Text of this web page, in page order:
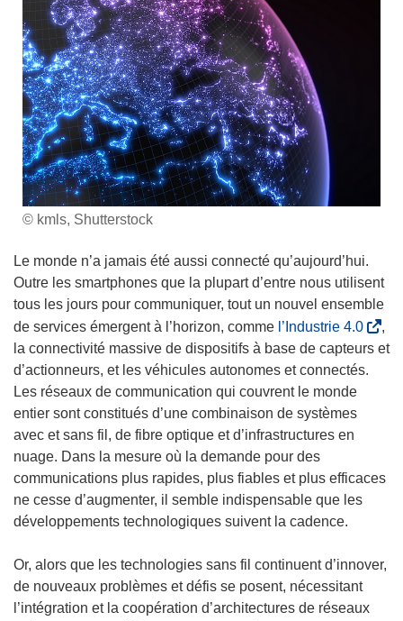
© kmls, Shutterstock
Le monde n’a jamais été aussi connecté qu’aujourd’hui.
Outre les smartphones que la plupart d’entre nous utilisent
tous les jours pour communiquer, tout un nouvel ensemble
de services émergent à l’horizon, comme l’Industrie 4.0(
s
’
e
s
u
n
,
la connectivité massive de dispositifs à base de capteurs et
d’actionneurs, et les véhicules autonomes et connectés.
Les réseaux de communication qui couvrent le monde
entier sont constitués d’une combinaison de systèmes
avec et sans fil, de fibre optique et d’infrastructures en
nuage. Dans la mesure où la demande pour des
communications plus rapides, plus fiables et plus efficaces
ne cesse d’augmenter, il semble indispensable que les
développements technologiques suivent la cadence.
Or, alors que les technologies sans fil continuent d’innover,
de nouveaux problèmes et défis se posent, nécessitant
l’intégration et la coopération d’architectures de réseaux